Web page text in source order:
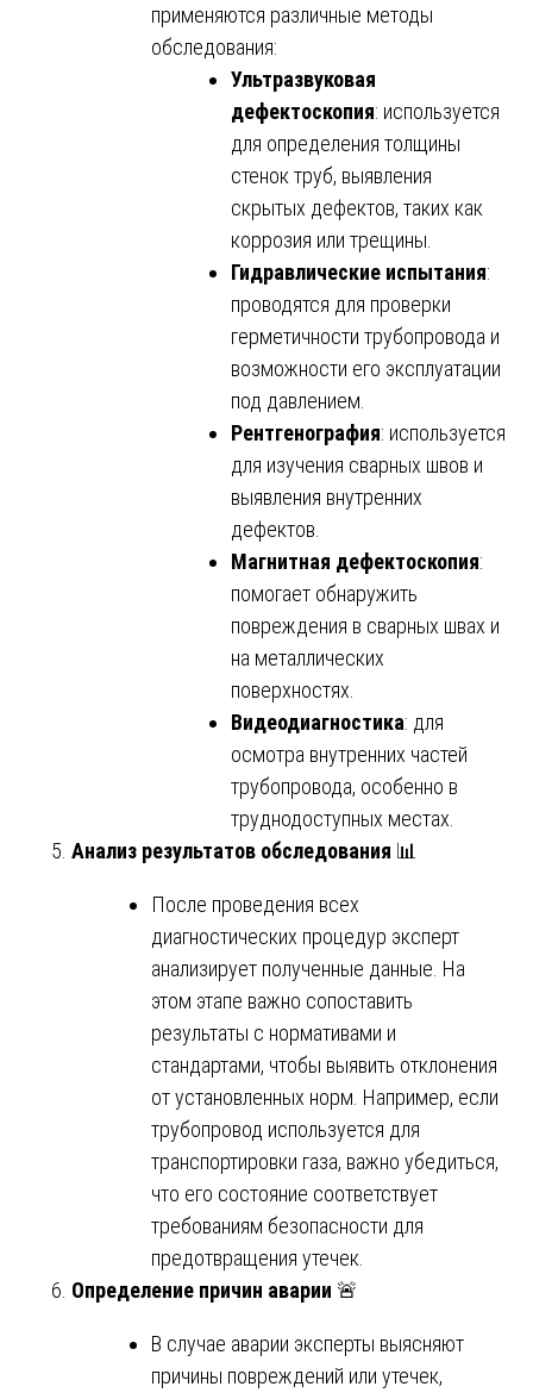
применяются различные методы
обследования:
Ультразвуковая
дефектоскопия: используется
для определения толщины
стенок труб, выявления
скрытых дефектов, таких как
коррозия или трещины.
Гидравлические испытания:
проводятся для проверки
герметичности трубопровода и
возможности его эксплуатации
под давлением.
Рентгенография: используется
для изучения сварных швов и
выявления внутренних
дефектов.
Магнитная дефектоскопия:
помогает обнаружить
повреждения в сварных швах и
на металлических
поверхностях.
Видеодиагностика: для
осмотра внутренних частей
трубопровода, особенно в
труднодоступных местах.
Анализ результатов обследования 📊
После проведения всех
диагностических процедур эксперт
анализирует полученные данные. На
этом этапе важно сопоставить
результаты с нормативами и
стандартами, чтобы выявить отклонения
от установленных норм. Например, если
трубопровод используется для
транспортировки газа, важно убедиться,
что его состояние соответствует
требованиям безопасности для
предотвращения утечек.
Определение причин аварии 🚨
В случае аварии эксперты выясняют
причины повреждений или утечек,